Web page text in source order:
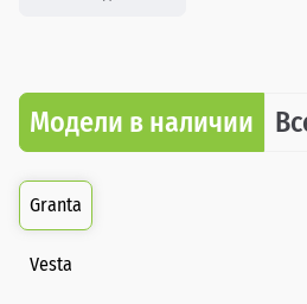
Модели в наличии
Granta
Vesta